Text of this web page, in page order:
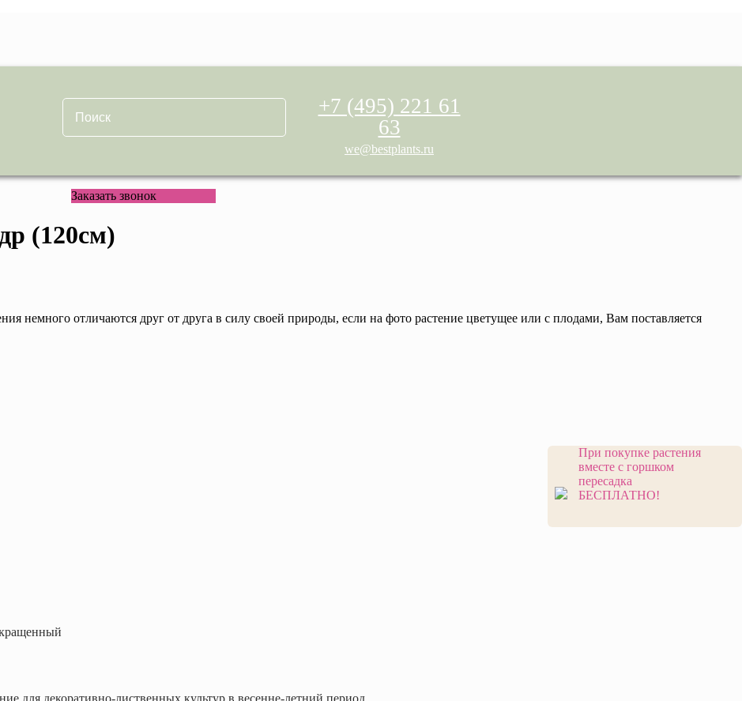
+7 (495) 221 61
63
we@bestplants.ru
Заказать звонок
(120см)
немного отличаются друг от друга в силу своей природы, если на фото растение цветущее или с плодами, Вам поставляется
При покупке растения
вместе с горшком
пересадка
БЕСПЛАТНО!
для декоративно-лиственных культур в весенне-летний период